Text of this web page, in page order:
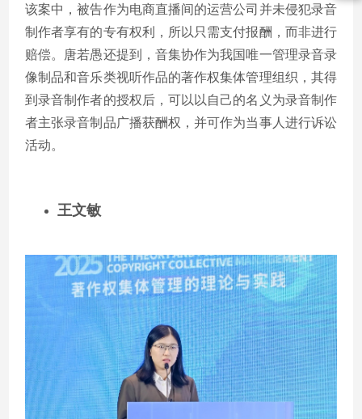
该案中，被告作为电商直播间的运营公司并未侵犯录音
制作者享有的专有权利，所以只需支付报酬，而非进行
赔偿。唐若愚还提到，音集协作为我国唯一管理录音录
像制品和音乐类视听作品的著作权集体管理组织，其得
到录音制作者的授权后，可以以自己的名义为录音制作
者主张录音制品广播获酬权，并可作为当事人进行诉讼
活动。
王文敏